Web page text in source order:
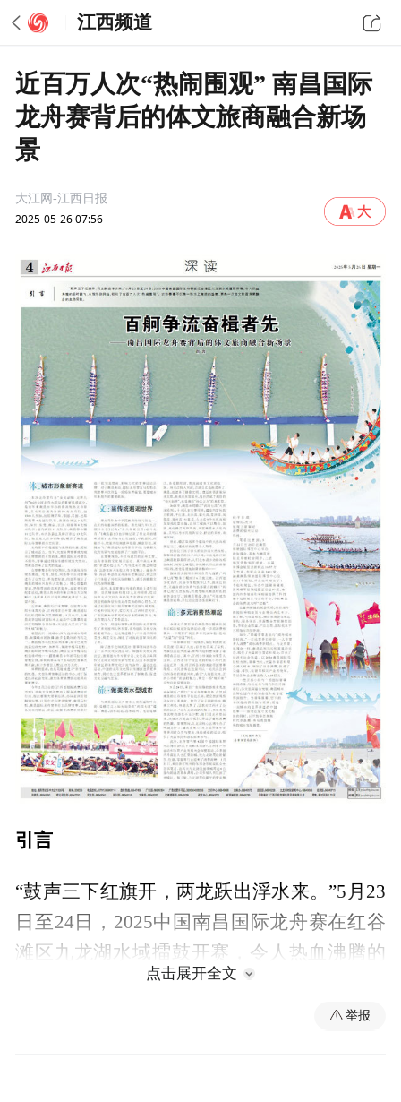
江西频道
近百万人次“热闹围观” 南昌国际
龙舟赛背后的体文旅商融合新场
景
大江网-江西日报
2025-05-26 07:56
引言
“鼓声三下红旗开，两龙跃出浮水来。”5月23
日至24日，2025中国南昌国际龙舟赛在红谷
滩区九龙湖水域擂鼓开赛，令人热血沸腾的
桨叶翻飞，从现场到网络，吸引了近百万人
次“热闹围观”。这场赛事不仅是一场水上竞
点击展开全文
举报